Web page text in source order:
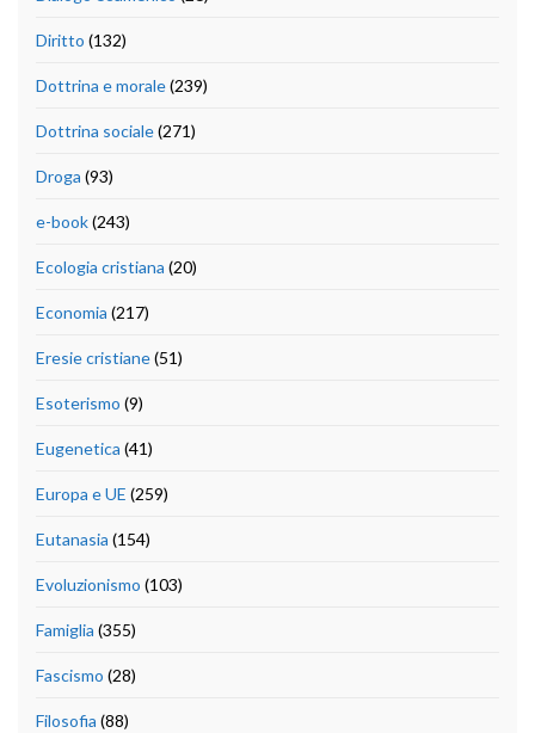
Diritto (132)
Dottrina e morale(239)
Dottrina sociale(271)
Droga (93)
e-book(243)
Ecologia cristiana (20)
Economia (217)
Eresie cristiane(51)
Esoterismo (9)
Eugenetica (41)
Europa e UE (259)
Eutanasia (154)
Evoluzionismo (103)
Famiglia (355)
Fascismo (28)
Filosofia (88)